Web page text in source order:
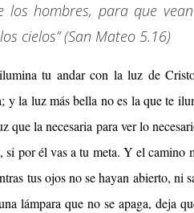
los hombres, para que
cielos”(San Mateo 5.16)
tu andar con la luz de
la luz más bella no es la que te
que la necesaria para ver lo
por él vas a tu meta. Y el camino
tus ojos no se hayan abierto, ni
lámpara que no se apaga, deja